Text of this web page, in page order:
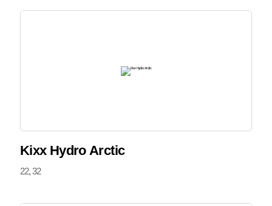
Kixx Hydro Arctic
22, 32